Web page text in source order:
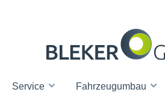
Service Fahrzeugumbau